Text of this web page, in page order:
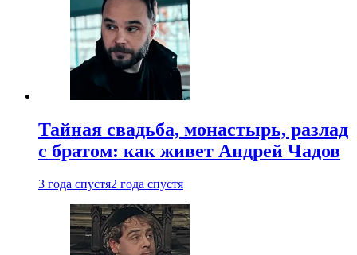
Тайная свадьба, монастырь, разлад
с братом: как живет Андрей Чадов
3 года спустя2 года спустя